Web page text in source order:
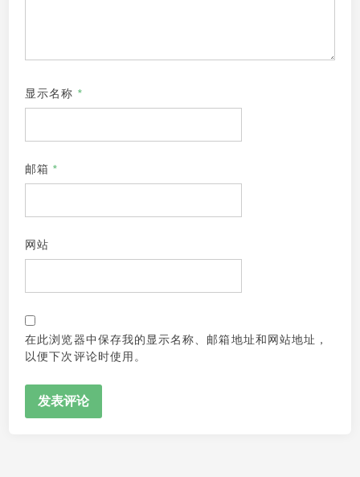
显示名称 *
邮箱 *
网站
在此浏览器中保存我的显示名称、邮箱地址和网站地址，
以便下次评论时使用。